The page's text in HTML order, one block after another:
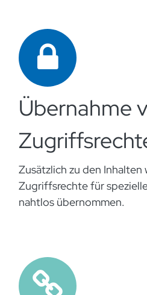
Übernahme
Zusätzlich zu den Inhalten
Zugriffsrechte für
nahtlos übernommen.